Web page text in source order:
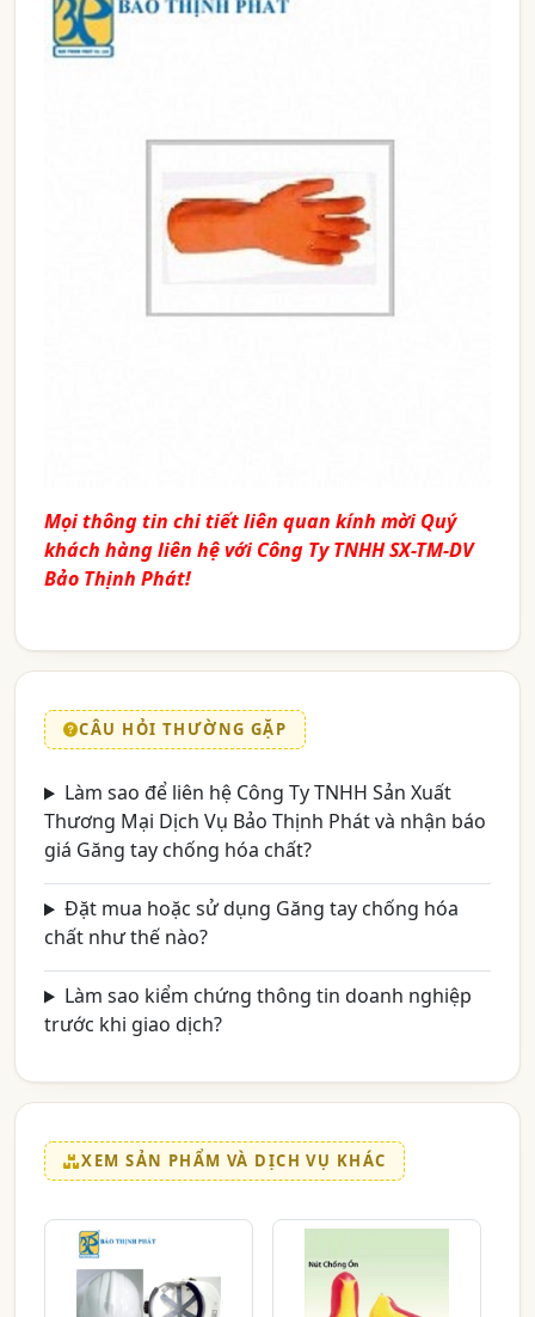
Mọi thông tin chi tiết liên quan kính mời Quý
khách hàng liên hệ với Công Ty TNHH SX-TM-DV
Bảo Thịnh Phát!
CÂU HỎI THƯỜNG GẶP
Làm sao để liên hệ Công Ty TNHH Sản Xuất
Thương Mại Dịch Vụ Bảo Thịnh Phát và nhận báo
giá Găng tay chống hóa chất?
Đặt mua hoặc sử dụng Găng tay chống hóa
chất như thế nào?
Làm sao kiểm chứng thông tin doanh nghiệp
trước khi giao dịch?
XEM SẢN PHẨM VÀ DỊCH VỤ KHÁC